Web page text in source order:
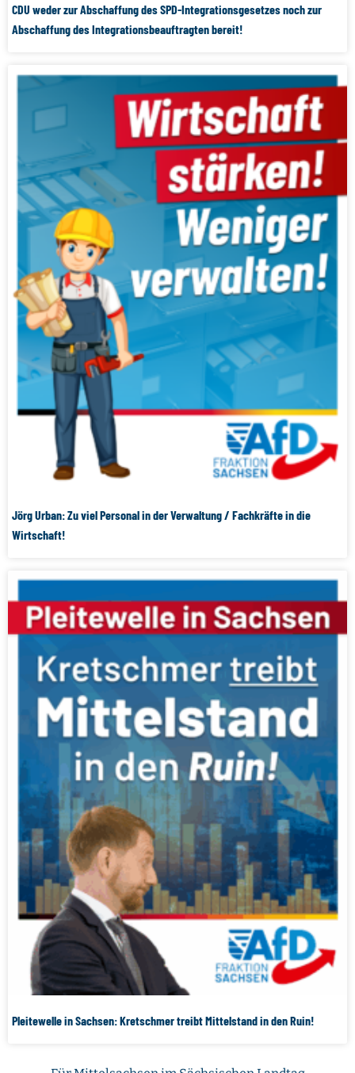
CDU weder zur Abschaffung des SPD-Integrationsgesetzes noch zur
Abschaffung des Integrationsbeauftragten bereit!
Jörg Urban: Zu viel Personal in der Verwaltung / Fachkräfte in die
Wirtschaft!
Pleitewelle in Sachsen: Kretschmer treibt Mittelstand in den Ruin!